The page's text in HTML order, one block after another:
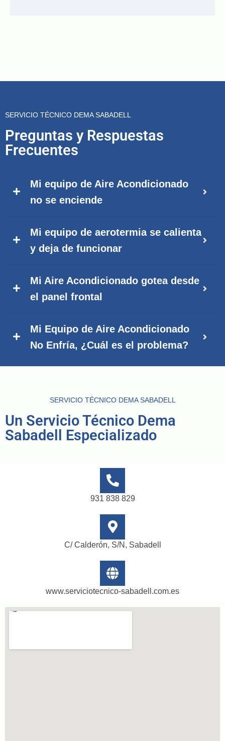
SERVICIO TÉCNICO DEMA SABADELL
Preguntas y Respuestas
Frecuentes
Mi equipo de Aire Acondicionado
no se enciende
Mi equipo de aerotermia se calienta
y deja de funcionar
Mi Aire Acondicionado gotea desde
el panel frontal
Mi Equipo de Aire Acondicionado
No Enfría, ¿Cuál es el problema?
SERVICIO TÉCNICO DEMA SABADELL
Un Servicio Técnico Dema
Sabadell Especializado
931 838 829
C/ Calderón, S/N, Sabadell
www.serviciotecnico-sabadell.com.es